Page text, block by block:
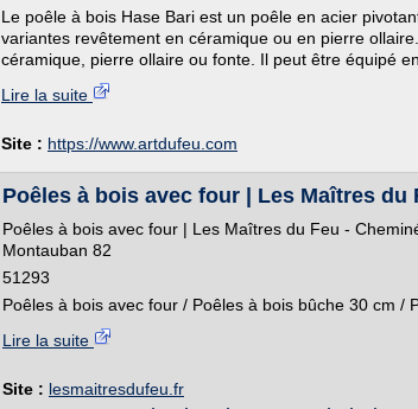
Le poêle à bois Hase Bari est un poêle en acier
variantes revêtement en céramique ou en pierre
céramique, pierre ollaire ou fonte. Il peut être équipé
Lire la suite
Site : https://www.artdufeu.com
Poêles à bois avec four | Les Maîtres du
Poêles à bois avec four | Les Maîtres du Feu -
Montauban 82
51293
Poêles à bois avec four / Poêles à bois bûche 30 cm /
Lire la suite
Site : lesmaitresdufeu.fr